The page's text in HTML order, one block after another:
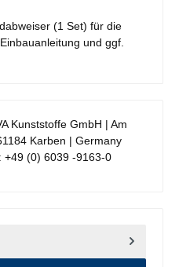
(1 Set) für die
und ggf.
Kunststoffe GmbH | Am
Karben | Germany
+49 (0) 6039 -9163-0